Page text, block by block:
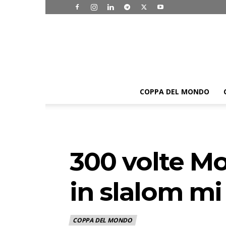
COPPA DEL MONDO
300 volte
in slalom
COPPA DEL MONDO